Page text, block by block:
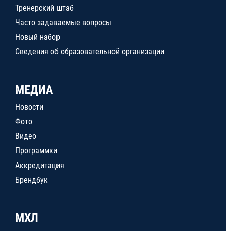
Тренерский штаб
Часто задаваемые вопросы
Новый набор
Сведения об образовательной организации
МЕДИА
Новости
Фото
Видео
Программки
Аккредитация
Брендбук
МХЛ